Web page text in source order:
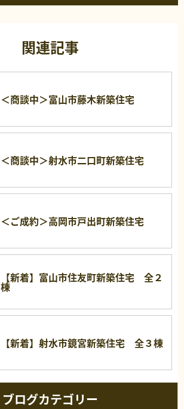
関連記事
＜商談中＞富山市藤木新築住宅
＜商談中＞射水市二口町新築住宅
＜ご成約＞高岡市戸出町新築住宅
【新着】富山市住友町新築住宅 全２
棟
【新着】射水市鏡宮新築住宅 全３棟
ブログカテゴリー